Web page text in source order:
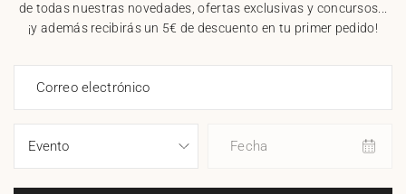
de todas nuestras novedades, ofertas exclusivas y concursos...
¡y además recibirás un 5€ de descuento en tu primer pedido!
Correo electrónico
Fecha